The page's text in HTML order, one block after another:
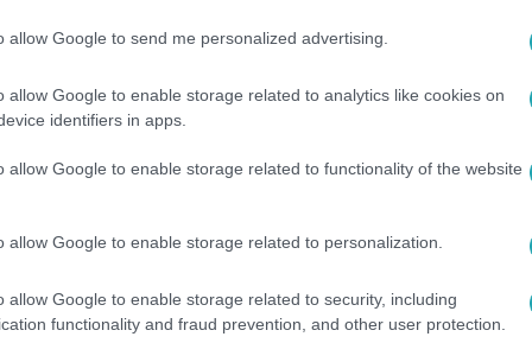
allow Google to send me personalized advertising.
allow Google to enable storage related to analytics like cookies on
identifiers in apps.
allow Google to enable storage related to functionality of the website
allow Google to enable storage related to personalization.
allow Google to enable storage related to security, including
functionality and fraud prevention, and other user protection.
akár 3 kiló mínusz? Ezt tudja a
fogyás éhezés nélkül. Hogyan működik, mit
7:41